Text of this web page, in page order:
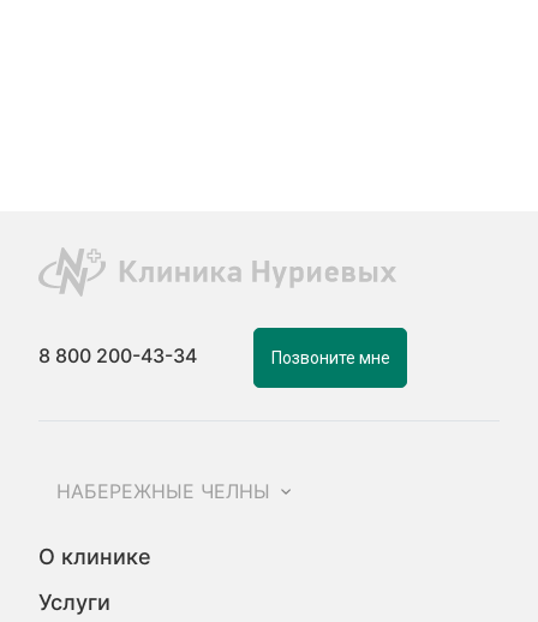
8 800 200-43-34 Позвоните мне
НАБЕРЕЖНЫЕ ЧЕЛНЫ
О клинике
Услуги